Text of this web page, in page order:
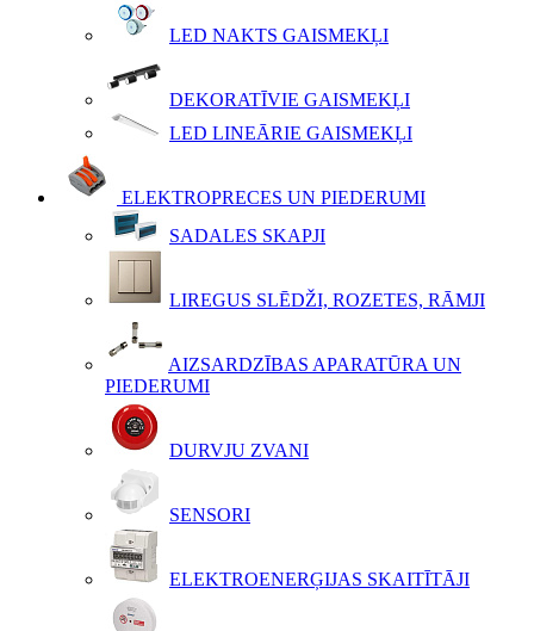
LED NAKTS GAISMEKĻI
DEKORATĪVIE GAISMEKĻI
LED LINEĀRIE GAISMEKĻI
ELEKTROPRECES UN PIEDERUMI
SADALES SKAPJI
LIREGUS SLĒDŽI, ROZETES, RĀMJI
AIZSARDZĪBAS APARATŪRA UN
PIEDERUMI
DURVJU ZVANI
SENSORI
ELEKTROENERĢIJAS SKAITĪTĀJI